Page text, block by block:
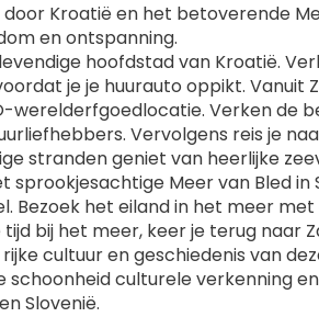
Kroatië en het betoverende
en ontspanning.
hoofdstad van Kroatië.
je je huurauto oppikt.
werelderfgoedlocatie. Verken
Vervolgens reis je
stranden geniet van heerlijke
sprookjesachtige Meer van Bled
Bezoek het eiland in het meer
bij het meer, keer je terug naar
cultuur en geschiedenis van
culturele verkenning
Slovenië.